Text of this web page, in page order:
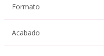
Formato
Acabado